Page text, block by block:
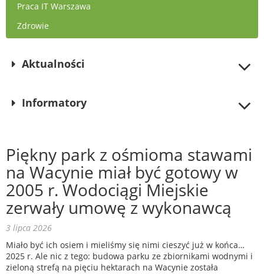
Praca IT Warszawa
Zdrowie
Aktualności
Informatory
Piękny park z ośmioma stawami
na Wacynie miał być gotowy w
2005 r. Wodociągi Miejskie
zerwały umowę z wykonawcą
3 lipca 2026
Miało być ich osiem i mieliśmy się nimi cieszyć już w końca…
2025 r. Ale nic z tego: budowa parku ze zbiornikami wodnymi i
zieloną strefą na pięciu hektarach na Wacynie została